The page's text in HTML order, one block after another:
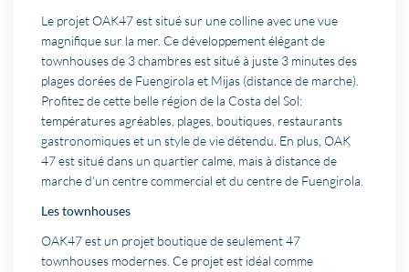
Le projet OAK47 est situé sur une colline avec une vue
magnifique sur la mer. Ce développement élégant de
townhouses de 3 chambres est situé à juste 3 minutes des
plages dorées de Fuengirola et Mijas (distance de marche).
Profitez de cette belle région de la Costa del Sol:
températures agréables, plages, boutiques, restaurants
gastronomiques et un style de vie détendu. En plus, OAK
47 est situé dans un quartier calme, mais à distance de
marche d’un centre commercial et du centre de Fuengirola.
Les townhouses
OAK47 est un projet boutique de seulement 47
townhouses modernes. Ce projet est idéal comme